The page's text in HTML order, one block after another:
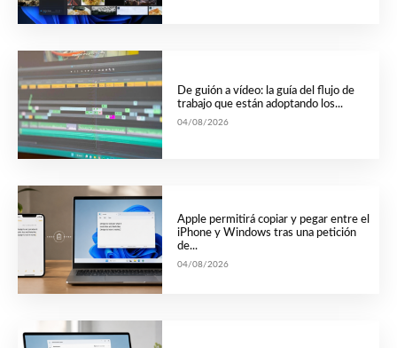
De guión a vídeo: la guía del flujo de
trabajo que están adoptando los...
04/08/2026
Apple permitirá copiar y pegar entre el
iPhone y Windows tras una petición
de...
04/08/2026